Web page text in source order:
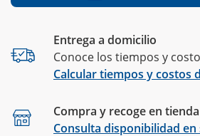
Entrega a domicilio
Conoce los tiempos y
Calcular tiempos y costos
Compra y recoge en tienda
Consulta disponibilidad en